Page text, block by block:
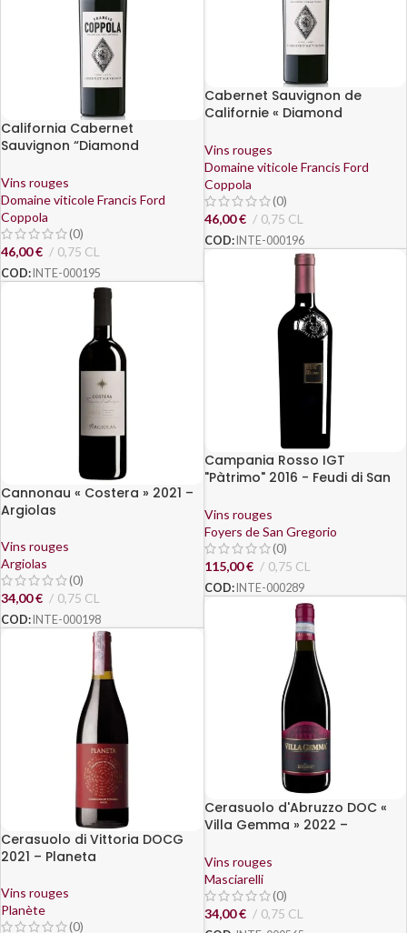
Cabernet Sauvignon de
Californie « Diamond
Francis Ford Coppola Winery
Vins rouges
Domaine viticole Francis Ford
Coppola
(0)
46,00€ 0,75 CL
COD: INTE-000196
California Cabernet
Sauvignon “Diamond
Francis Ford Coppola Winery
Vins rouges
Domaine viticole Francis Ford
Coppola
(0)
46,00€ 0,75 CL
COD: INTE-000195
Campania Rosso IGT
"Pàtrimo" 2016 - Feudi di San
Vins rouges
Foyers de San Gregorio
(0)
115,00€ 0,75 CL
COD: INTE-000289
Cannonau « Costera » 2021 –
Argiolas
Vins rouges
Argiolas
(0)
34,00€ 0,75 CL
COD: INTE-000198
Cerasuolo d'Abruzzo DOC «
Villa Gemma » 2022 –
Vins rouges
Masciarelli
(0)
34,00€ 0,75 CL
Cerasuolo di Vittoria DOCG
2021 – Planeta
Vins rouges
Planète
(0)